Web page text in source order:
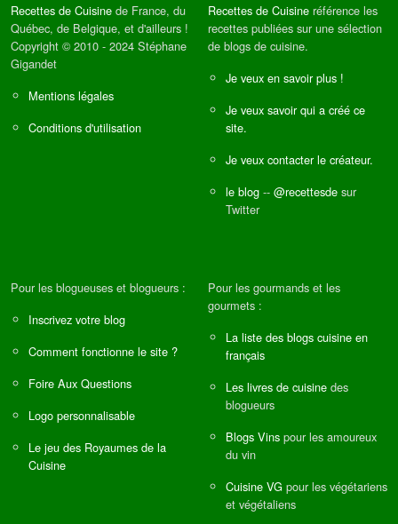
Recettes de Cuisine de France, du
Québec, de Belgique, et d'ailleurs !
Copyright © 2010 - 2024 Stéphane
Gigandet
Mentions légales
Conditions d'utilisation
Recettes de Cuisine référence les
recettes publiées sur une sélection
de blogs de cuisine.
Je veux en savoir plus !
Je veux savoir qui a créé ce
site.
Je veux contacter le créateur.
le blog -- @recettesde sur
Twitter
Pour les blogueuses et blogueurs :
Inscrivez votre blog
Comment fonctionne le site ?
Foire Aux Questions
Logo personnalisable
Le jeu des Royaumes de la
Cuisine
Pour les gourmands et les
gourmets :
La liste des blogs cuisine en
français
Les livres de cuisine des
blogueurs
Blogs Vins pour les amoureux
du vin
Cuisine VG pour les végétariens
et végétaliens